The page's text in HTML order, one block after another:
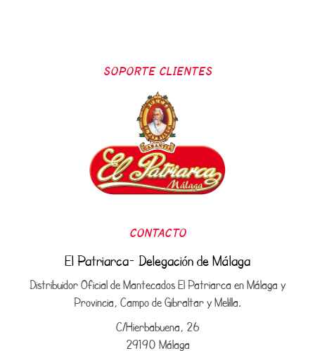
SOPORTE CLIENTES
CONTACTO
El Patriarca- Delegación de Málaga
Distribuidor Oficial de Mantecados El Patriarca en Málaga y
Provincia, Campo de Gibraltar y Melilla.
C/Hierbabuena, 26
29190 Málaga